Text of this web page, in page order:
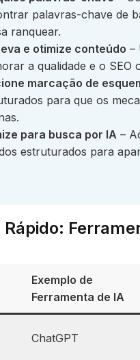
palavras-chave de
ranquear.
e otimize conteúdo –
a qualidade e o SEO
marcação de
para que os
para busca por IA –
estruturados para
Rápido:
Exemplo de
Ferramenta de IA
ChatGPT